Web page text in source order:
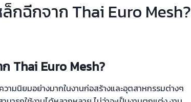
กฉีกจาก Thai Euro Mesh?
Thai Euro Mesh?
ามนิยมอย่างมากในงานก่อสร้างและอุตสาหกรรมต่างๆ